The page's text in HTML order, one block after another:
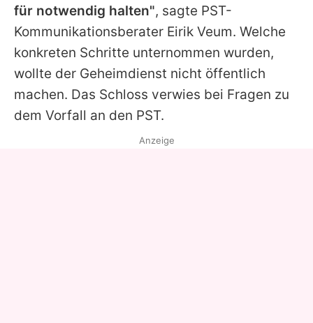
für notwendig halten", sagte PST-
Kommunikationsberater Eirik Veum. Welche
konkreten Schritte unternommen wurden,
wollte der Geheimdienst nicht öffentlich
machen. Das Schloss verwies bei Fragen zu
dem Vorfall an den PST.
Anzeige